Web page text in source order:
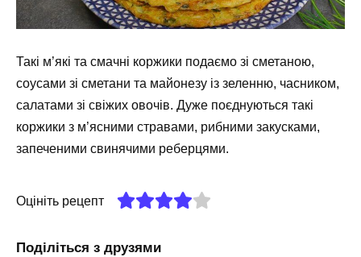
Такі м’які та смачні коржики подаємо зі сметаною,
соусами зі сметани та майонезу із зеленню, часником,
салатами зі свіжих овочів. Дуже поєднуються такі
коржики з м’ясними стравами, рибними закусками,
запеченими свинячими реберцями.
Оцініть рецепт
Поділіться з друзями